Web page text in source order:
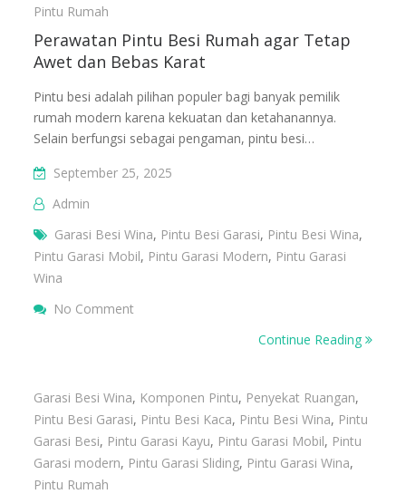
Pintu Rumah
Perawatan Pintu Besi Rumah agar Tetap
Awet dan Bebas Karat
Pintu besi adalah pilihan populer bagi banyak pemilik
rumah modern karena kekuatan dan ketahanannya.
Selain berfungsi sebagai pengaman, pintu besi…
September 25, 2025
Admin
Garasi Besi Wina, Pintu Besi Garasi, Pintu Besi Wina,
Pintu Garasi Mobil, Pintu Garasi Modern, Pintu Garasi
Wina
No Comment
Continue Reading
Garasi Besi Wina, Komponen Pintu, Penyekat Ruangan,
Pintu Besi Garasi, Pintu Besi Kaca, Pintu Besi Wina, Pintu
Garasi Besi, Pintu Garasi Kayu, Pintu Garasi Mobil, Pintu
Garasi modern, Pintu Garasi Sliding, Pintu Garasi Wina,
Pintu Rumah